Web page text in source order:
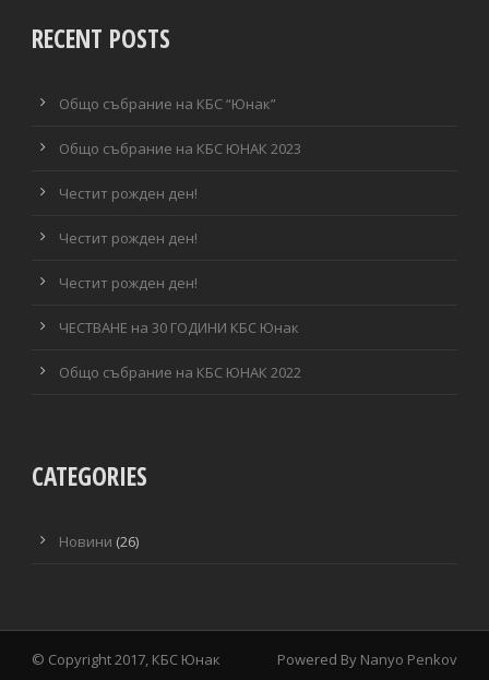
RECENT POSTS
Общо събрание на КБС “Юнак”
Общо събрание на КБС ЮНАК 2023
Честит рожден ден!
Честит рожден ден!
Честит рожден ден!
ЧЕСТВАНЕ на 30 ГОДИНИ КБС Юнак
Общо събрание на КБС ЮНАК 2022
CATEGORIES
Новини (26)
© Copyright 2017, КБС Юнак Powered By Nanyo Penkov